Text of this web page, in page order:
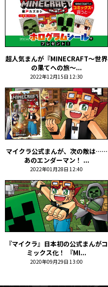
超人気まんが『MINECRAFT～世界
の果てへの旅～...
2022年12月15日 12:30
マイクラ公式まんが、次の敵は……
あのエンダーマン！ ...
2022年01月28日 12:40
『マイクラ』日本初の公式まんがコ
ミックス化！ 『MI...
2020年09月29日 13:00